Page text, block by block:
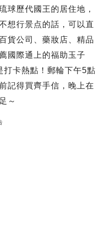
歷代國王的居住地，
想行景点的話，可以直
貨公司、藥妝店、精品
國際通上的福助玉子
打卡熱點！郵輪下午5點
記得買齊手信，晚上在
～